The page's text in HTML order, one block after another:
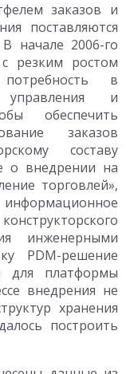
заказов и
поставляются
начале 2006-го
резким ростом
в
управления и
обеспечить
заказов
составу
о внедрении на
торговлей»,
инженерными
PDM-решение
для платформы
внедрения не
хранения
построить